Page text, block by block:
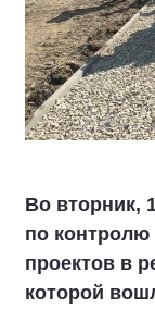
Во вторник,
по контролю
проектов в
которой